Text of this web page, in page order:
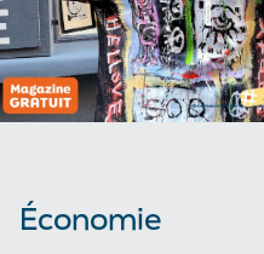
Économie